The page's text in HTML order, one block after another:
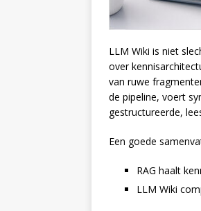
LLM Wiki is niet
over
van ruwe
de pipeline, voert
gestructureerde,
Een goede
RAG haalt
LLM Wiki